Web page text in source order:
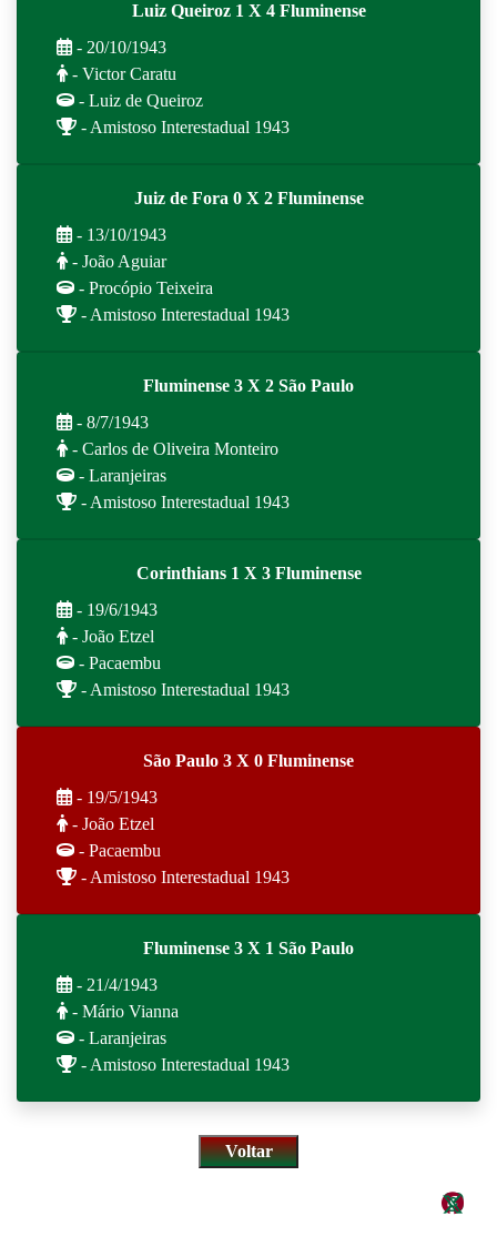
Luiz Queiroz 1 X 4 Fluminense
- 20/10/1943
- Victor Caratu
- Luiz de Queiroz
- Amistoso Interestadual 1943
Juiz de Fora 0 X 2 Fluminense
- 13/10/1943
- João Aguiar
- Procópio Teixeira
- Amistoso Interestadual 1943
Fluminense 3 X 2 São Paulo
- 8/7/1943
- Carlos de Oliveira Monteiro
- Laranjeiras
- Amistoso Interestadual 1943
Corinthians 1 X 3 Fluminense
- 19/6/1943
- João Etzel
- Pacaembu
- Amistoso Interestadual 1943
São Paulo 3 X 0 Fluminense
- 19/5/1943
- João Etzel
- Pacaembu
- Amistoso Interestadual 1943
Fluminense 3 X 1 São Paulo
- 21/4/1943
- Mário Vianna
- Laranjeiras
- Amistoso Interestadual 1943